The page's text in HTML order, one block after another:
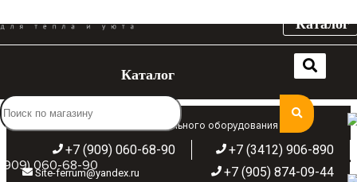
Широкий ассортимент отопительного оборудования
+7 (3412) 906-890
+7 (909) 060-68-90
+7 (905) 874-09-44
Site-ferrum@yandex.ru
Каталог
Каталог
(909) 060-68-90